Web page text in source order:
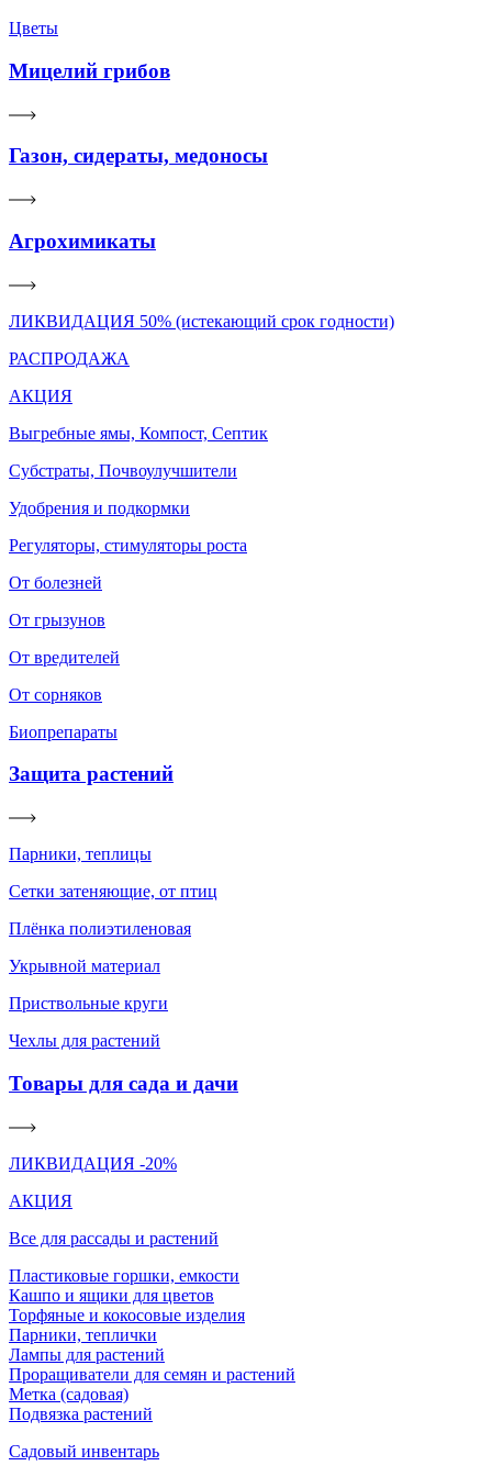
Цветы
Мицелий грибов
Газон, сидераты, медоносы
Агрохимикаты
ЛИКВИДАЦИЯ 50% (истекающий срок годности)
РАСПРОДАЖА
АКЦИЯ
Выгребные ямы, Компост, Септик
Субстраты, Почвоулучшители
Удобрения и подкормки
Регуляторы, стимуляторы роста
От болезней
От грызунов
От вредителей
От сорняков
Биопрепараты
Защита растений
Парники, теплицы
Сетки затеняющие, от птиц
Плёнка полиэтиленовая
Укрывной материал
Приствольные круги
Чехлы для растений
Товары для сада и дачи
ЛИКВИДАЦИЯ -20%
АКЦИЯ
Все для рассады и растений
Пластиковые горшки, емкости
Кашпо и ящики для цветов
Торфяные и кокосовые изделия
Парники, теплички
Лампы для растений
Проращиватели для семян и растений
Метка (садовая)
Подвязка растений
Садовый инвентарь